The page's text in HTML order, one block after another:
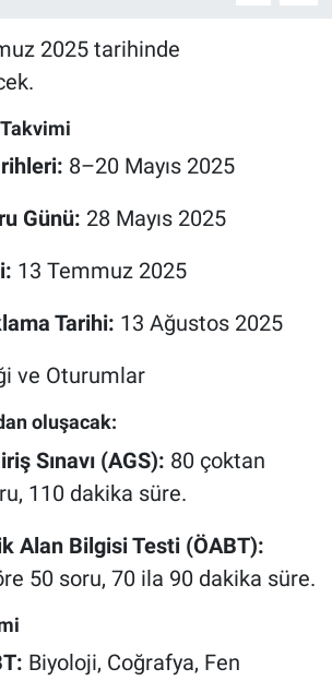
2025 tarihinde
Takvimi
8–20 Mayıs 2025
Günü: 28 Mayıs 2025
13 Temmuz 2025
Tarihi: 13 Ağustos 2025
ve Oturumlar
oluşacak:
Sınavı (AGS): 80 çoktan
110 dakika süre.
Alan Bilgisi Testi (ÖABT):
50 soru, 70 ila 90 dakika süre.
Biyoloji, Coğrafya, Fen